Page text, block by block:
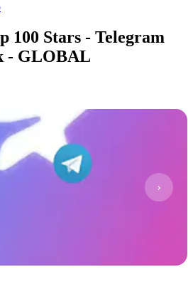
100 Stars - Telegram
- GLOBAL